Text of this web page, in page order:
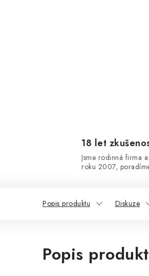
18 let
Jsme rodinná firma
roku 2007,
Popis produktu Diskuze
Popis